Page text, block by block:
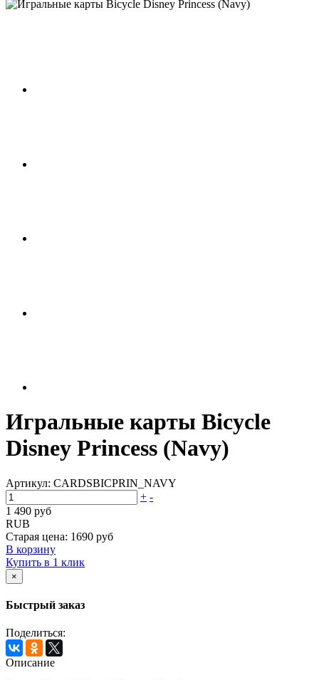
Игральные карты Bicycle
Disney Princess (Navy)
Артикул: CARDSBICPRIN_NAVY
+ -
1 490 руб
RUB
Старая цена: 1690 руб
В корзину
Купить в 1 клик
×
Быстрый заказ
Поделиться:
Описание